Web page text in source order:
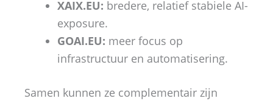
XAIX.EU: bredere, relatief stabiele AI-
exposure.
GOAI.EU: meer focus op
infrastructuur en automatisering.
Samen kunnen ze complementair zijn